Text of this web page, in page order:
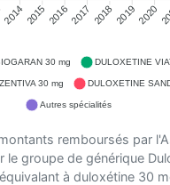
20142015 20162017 2018 20192020
30 mg DULOXETINE
30 mg DULOXETINE
Autres spécialités
remboursés par
le groupe de générique
à duloxétine 30